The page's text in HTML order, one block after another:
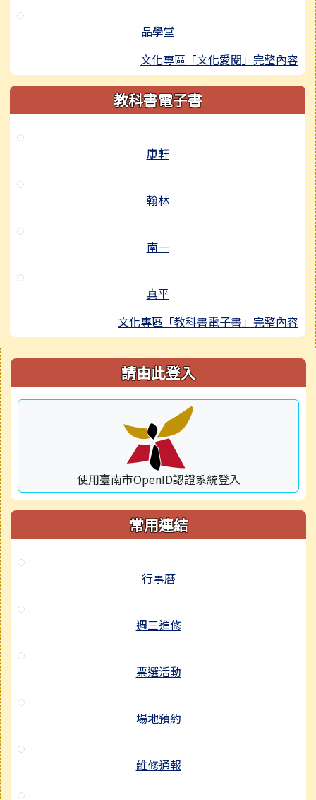
品學堂
文化專區「文化愛閱」完整內容
教科書電子書
康軒
翰林
南一
真平
文化專區「教科書電子書」完整內容
右邊區域內容 請由此登入
使用臺南市OpenID認證系統登入
常用連結
行事曆
週三進修
票選活動
場地預約
維修通報